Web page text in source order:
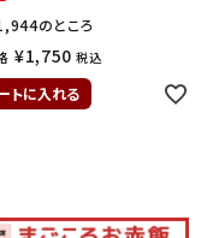
のところ
¥1,750 税込
トに入れる